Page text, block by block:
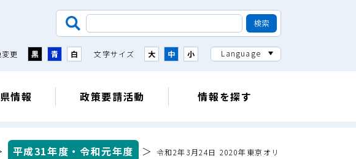
更 黒 青 白 文字サイズ 大 中 小 Language
情報 政策要請活動 情報を探す
平成31年度・令和元年度 ＞ 令和2年3月24日 2020年東京オリ